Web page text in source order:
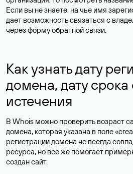
Если вы не знаете, на чье имя
дает возможность связаться с
через форму обратной связи.
Как узнать дату
домена, дату срока
истечения
В Whois можно проверить возраст
домена, которая указана в поле
регистрации домена не всегда
ресурса, но все же помогает
создан сайт.